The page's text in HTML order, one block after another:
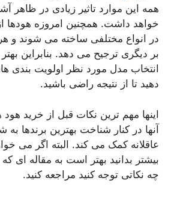
همه این موارد تاثیر زیادی در ظاهر
خواهد داشت. همچنین امروزه هودها
در انواع مختلفی ساخته می شوند و
بر دیگری ترجیح می دهد. بنابراین
انتخاب مدل مورد نظر اولویت بندی
دهید تا از نتیجه راضی باشید.
اینها مهم ترین نکات قبل از خرید
آنها در کنار شناخت بهترین برندها به
عاقلانه کمک می کند. البته اگر می
بیشتر بدانید بهتر است به مقاله ای
چه نکاتی توجه کنید مراجعه کنید.